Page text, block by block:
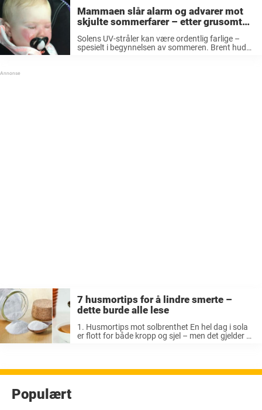
Mammaen slår alarm og advarer mot
skjulte sommerfarer – etter grusomt
funn i datterens ansikt
Solens UV-stråler kan være ordentlig farlige –
spesielt i begynnelsen av sommeren. Brent hud
7 husmortips for å lindre smerte –
dette burde alle lese
1. Husmortips mot solbrenthet En hel dag i sola
er flott for både kropp og sjel – men det gjelder å
Populært